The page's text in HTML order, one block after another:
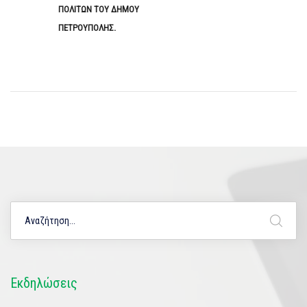
ΠΟΛΙΤΩΝ ΤΟΥ ΔΗΜΟΥ
ΠΕΤΡΟΥΠΟΛΗΣ.
Εκδηλώσεις